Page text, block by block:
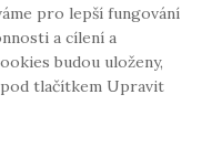
pro lepší fungování
a cílení a
budou uloženy,
tlačítkem Upravit